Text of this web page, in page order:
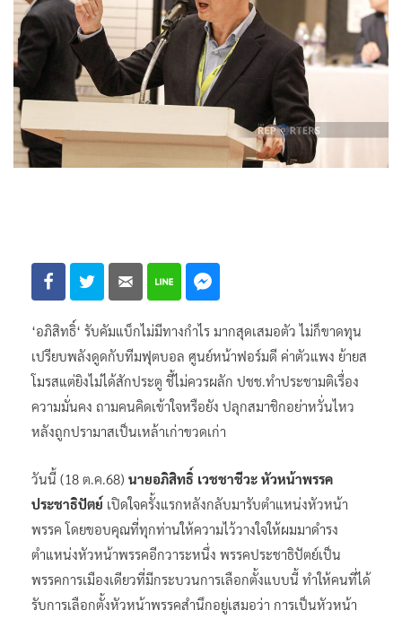
‘อภิสิทธิ์‘ รับคัมแบ็กไม่มีทางกำไร มากสุดเสมอตัว ไม่ก็ขาดทุน
เปรียบพลังดูดกับทีมฟุตบอล ศูนย์หน้าฟอร์มดี ค่าตัวแพง ย้ายส
โมรสแต่ยิงไม่ได้สักประตู ชี้ไม่ควรผลัก ปชช.ทำประชามติเรื่อง
ความมั่นคง ถามคนคิดเข้าใจหรือยัง ปลุกสมาชิกอย่าหวั่นไหว
หลังถูกปรามาสเป็นเหล้าเก่าขวดเก่า
วันนี้ (18 ต.ค.68) นายอภิสิทธิ์ เวชชาชีวะ หัวหน้าพรรค
ประชาธิปัตย์ เปิดใจครั้งแรกหลังกลับมารับตำแหน่งหัวหน้า
พรรค โดยขอบคุณที่ทุกท่านให้ความไว้วางใจให้ผมมาดำรง
ตำแหน่งหัวหน้าพรรคอีกวาระหนึ่ง พรรคประชาธิปัตย์เป็น
พรรคการเมืองเดียวที่มีกระบวนการเลือกตั้งแบบนี้ ทำให้คนที่ได้
รับการเลือกตั้งหัวหน้าพรรคสำนึกอยู่เสมอว่า การเป็นหัวหน้า